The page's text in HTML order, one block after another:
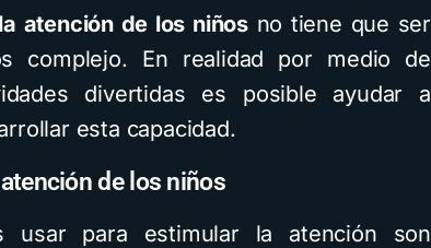
atención de los niñosno tiene que ser
complejo. En realidad por medio de
divertidas es posible ayudar a
esta capacidad.
de los niños
usar para estimular la atención son